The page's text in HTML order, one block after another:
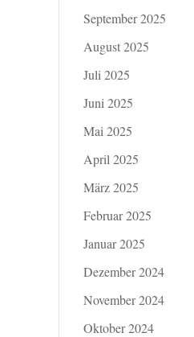
September 2025
August 2025
Juli 2025
Juni 2025
Mai 2025
April 2025
März 2025
Februar 2025
Januar 2025
Dezember 2024
November 2024
Oktober 2024